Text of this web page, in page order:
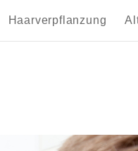
Haarverpflanzung